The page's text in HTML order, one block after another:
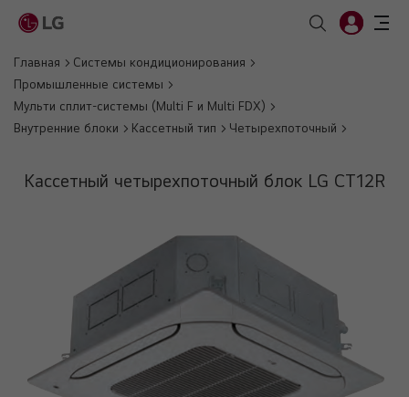
Главная
Системы кондиционирования
Промышленные системы
Мульти сплит-системы (Multi F и Multi FDX)
Внутренние блоки
Кассетный тип Четырехпоточный
Кассетный четырехпоточный блок LG CT12R